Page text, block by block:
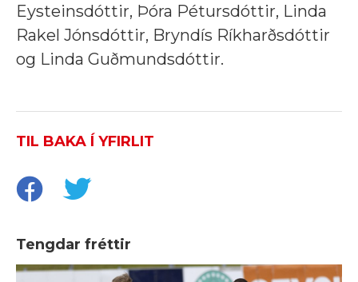
Eysteinsdóttir, Þóra Pétursdóttir, Linda
Rakel Jónsdóttir, Bryndís Ríkharðsdóttir
og Linda Guðmundsdóttir.
TIL BAKA Í YFIRLIT
Tengdar fréttir